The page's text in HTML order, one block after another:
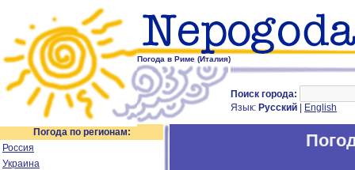
Погода в Риме (Италия)
Поиск города:
Язык: Русский English
Погода по регионам:
Россия
Украина